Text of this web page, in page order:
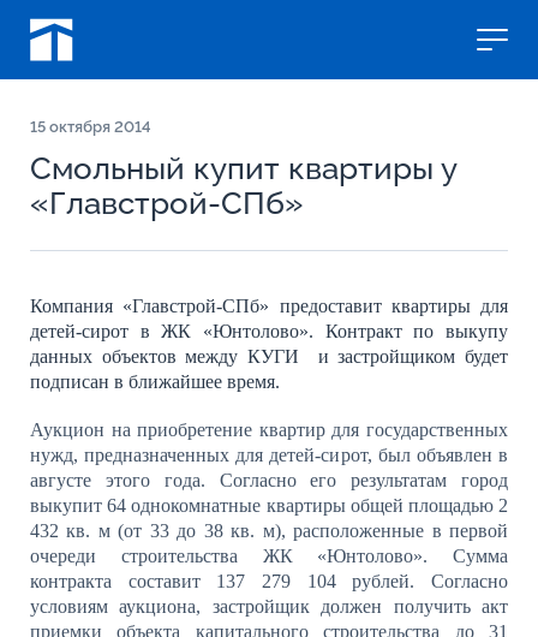
15октября 2014
Смольный купит квартиры у
«Главстрой-СПб»
Компания «Главстрой-СПб» предоставит квартиры для
детей-сирот в ЖК «Юнтолово». Контракт по выкупу
данных объектов между КУГИ
и застройщиком будет
подписан в ближайшее время.
Аукцион на приобретение квартир для государственных
нужд, предназначенных для детей-сирот, был объявлен в
августе этого года. Согласно его результатамгород
выкупит 64 однокомнатные квартиры общей площадью 2
432 кв. м (от 33 до 38 кв. м), расположенные в первой
очереди строительства ЖК «Юнтолово». Сумма
контракта составит 137 279 104 рублей. Согласно
условиям аукциона, застройщик должен получить акт
приемки объекта капитального строительства до 31